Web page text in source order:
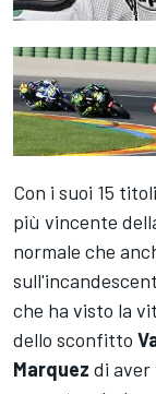
Con i suoi 15
più vincente
normale che
che ha visto la
dello sconfitto
Marquez di